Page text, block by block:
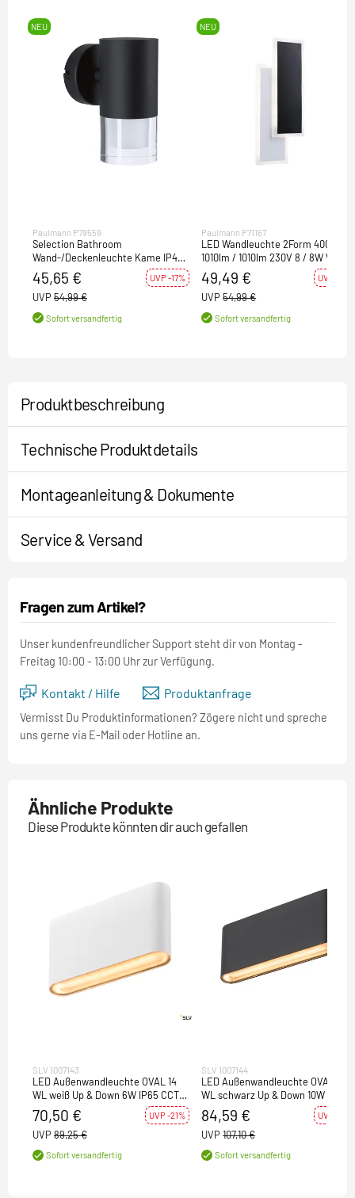
NEU
Paulmann P79559
Selection Bathroom
Wand-/Deckenleuchte Kame IP44
3000K 320lm 230V 5W
Signalschwarz
45,65 € UVP -17%
UVP 54,99 €
Sofort versandfertig
NEU
Paulmann P71167
LED Wandleuchte 2Form 4000K
1010lm / 1010lm 230V 8 / 8W Weiß
Schwarz
49,49 € UVP -10%
UVP 54,99 €
Sofort versandfertig
Produktbeschreibung
Technische Produktdetails
Montageanleitung & Dokumente
Service & Versand
Fragen zum Artikel?
Unser kundenfreundlicher Support steht dir von Montag -
Freitag 10:00 - 13:00 Uhr zur Verfügung.
Kontakt / Hilfe Produktanfrage
Vermisst Du Produktinformationen? Zögere nicht und spreche
uns gerne via E-Mail oder Hotline an.
Ähnliche Produkte
Diese Produkte könnten dir auch gefallen
SLV 1007143
LED Außenwandleuchte OVAL 14
WL weiß Up & Down 6W IP65 CCT
2700/3000K
70,50 € UVP -21%
UVP 89,25 €
Sofort versandfertig
SLV 1007144
LED Außenwandleuchte OVAL 18
WL schwarz Up & Down 10W IP65
CCT 2700/3000K
84,59 € UVP -21%
UVP 107,10 €
Sofort versandfertig